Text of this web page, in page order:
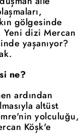
gölgesinde
Yeni dizi Mercan
yaşanıyor?
ne?
ardından
altüst
yolculuğu,
Köşk'e